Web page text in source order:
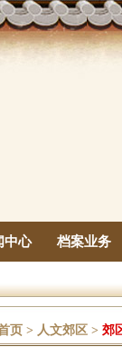
中心 档案业务
页 > 人文郊区 > 郊